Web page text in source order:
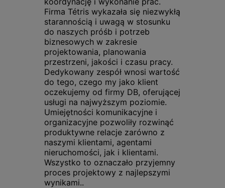
Firma Tétris wykazała się niezwykłą
starannością i uwagą w stosunku
do naszych próśb i potrzeb
biznesowych w zakresie
projektowania, planowania
przestrzeni, jakości i czasu pracy.
Dedykowany zespół wnosi wartość
do tego, czego my jako klient
oczekujemy od firmy DB, oferującej
usługi na najwyższym poziomie.
Umiejętności komunikacyjne i
organizacyjne pozwoliły rozwinąć
produktywne relacje zarówno z
naszymi klientami, agentami
nieruchomości, jak i klientami.
Wszystko to oznaczało przyjemny
proces projektowy z najlepszymi
wynikami..